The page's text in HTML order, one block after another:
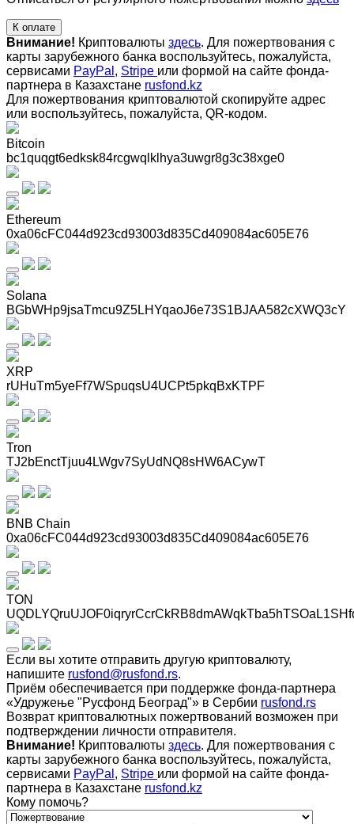
К оплате
Внимание! Криптовалюты здесь. Для пожертвования с
карты зарубежного банка воспользуйтесь, пожалуйста,
сервисами PayPal , Stripe или формой на сайте фонда-
партнера в Казахстане rusfond.kz
Для пожертвования криптовалютой скопируйте адрес
или воспользуйтесь, пожалуйста, QR-кодом.
Bitcoin
bc1quqgt6edksk84rcgwqlklhya3uwgr8g3c38xge0
Ethereum
0xa06cFC044d923cd93003d835Cd409084ac605E76
Solana
BGbWHp9jsaTmcu9Z5LHYqaoJ6e73S1BJAA582cXWQ3cY
XRP
rUHuTm5yeFf7WSpuqsU4UCPt5pkqBxKTPF
Tron
TJ2bEnctTjuu4LWgv7SyUdNQ8sHW6ACywT
BNB Chain
0xa06cFC044d923cd93003d835Cd409084ac605E76
TON
Если вы хотите отправить другую криптовалюту,
напишите rusfond@rusfond.rs.
Приём обеспечивается при поддержке фонда-партнера
«Удружење "Русфонд Београд"» в Сербии rusfond.rs
Возврат криптовалютных пожертвований возможен при
подтверждении личности отправителя.
Внимание! Криптовалюты здесь. Для пожертвования с
карты зарубежного банка воспользуйтесь, пожалуйста,
сервисами PayPal , Stripe или формой на сайте фонда-
партнера в Казахстане rusfond.kz
Кому помочь?